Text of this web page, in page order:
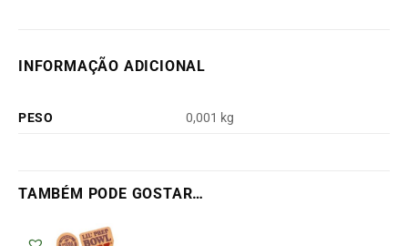
INFORMAÇÃO ADICIONAL
PESO 0,001 kg
TAMBÉM PODE GOSTAR…